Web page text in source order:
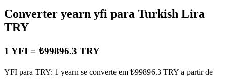
Futuros de USDT
Converter yearn yfi para Turkish Lira
TRY
1 YFI = ₺99896.3 TRY
YFI para TRY: 1 yearn se converte em ₺99896.3 TRY a partir de